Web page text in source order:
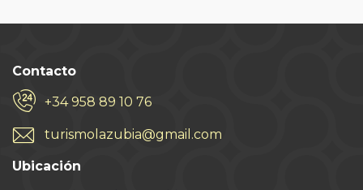
Contacto
+34 958 89 10 76
turismolazubia@gmail.com
Ubicación